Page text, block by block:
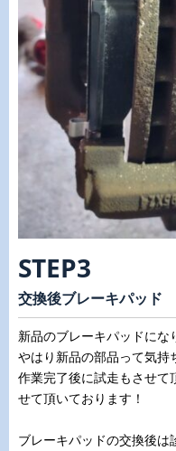
STEP3
交換後ブレーキパッド
新品のブレーキパッドにな
やはり新品の部品って気持
作業完了後に試走もさせて
せて頂いております！
ブレーキパッドの交換後